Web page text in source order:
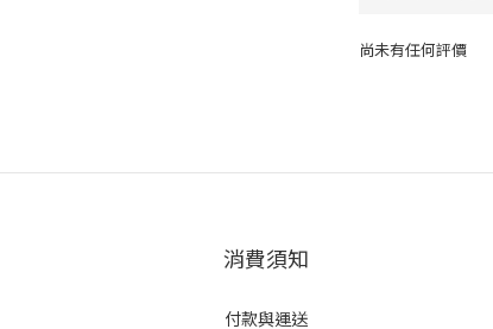
尚未有任何評價
消費須知
付款與運送